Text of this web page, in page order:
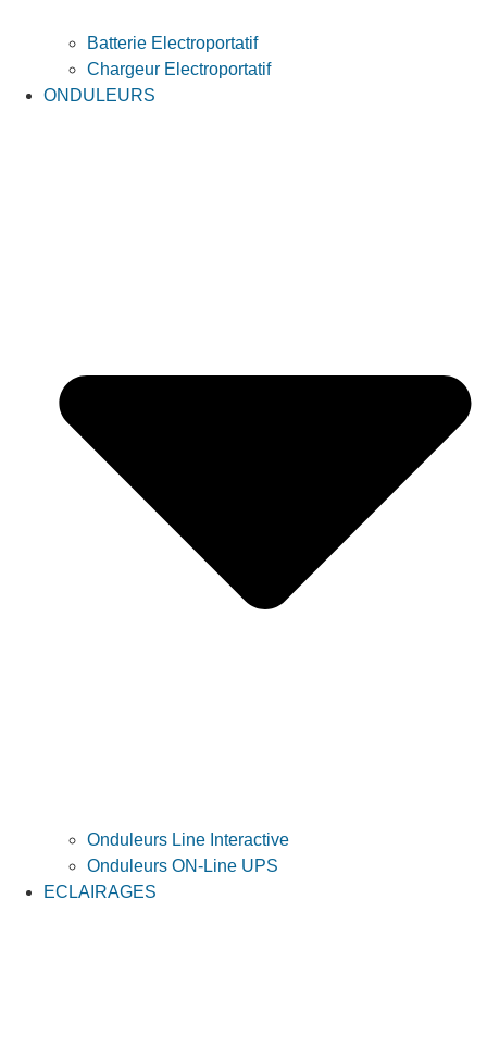
Batterie Electroportatif
Chargeur Electroportatif
ONDULEURS
Onduleurs Line Interactive
Onduleurs ON-Line UPS
ECLAIRAGES